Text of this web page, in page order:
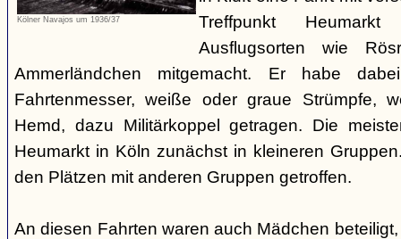
Kölner Navajos um 1936/37
Treffpunkt
Ausflugsorten wie
Ammerländchen mitgemacht. Er habe
Fahrtenmesser, weiße oder graue Strümpfe,
Hemd, dazu Militärkoppel getragen. Die
Heumarkt in Köln zunächst in kleineren
den Plätzen mit anderen Gruppen getroffen.
An diesen Fahrten waren auch Mädchen